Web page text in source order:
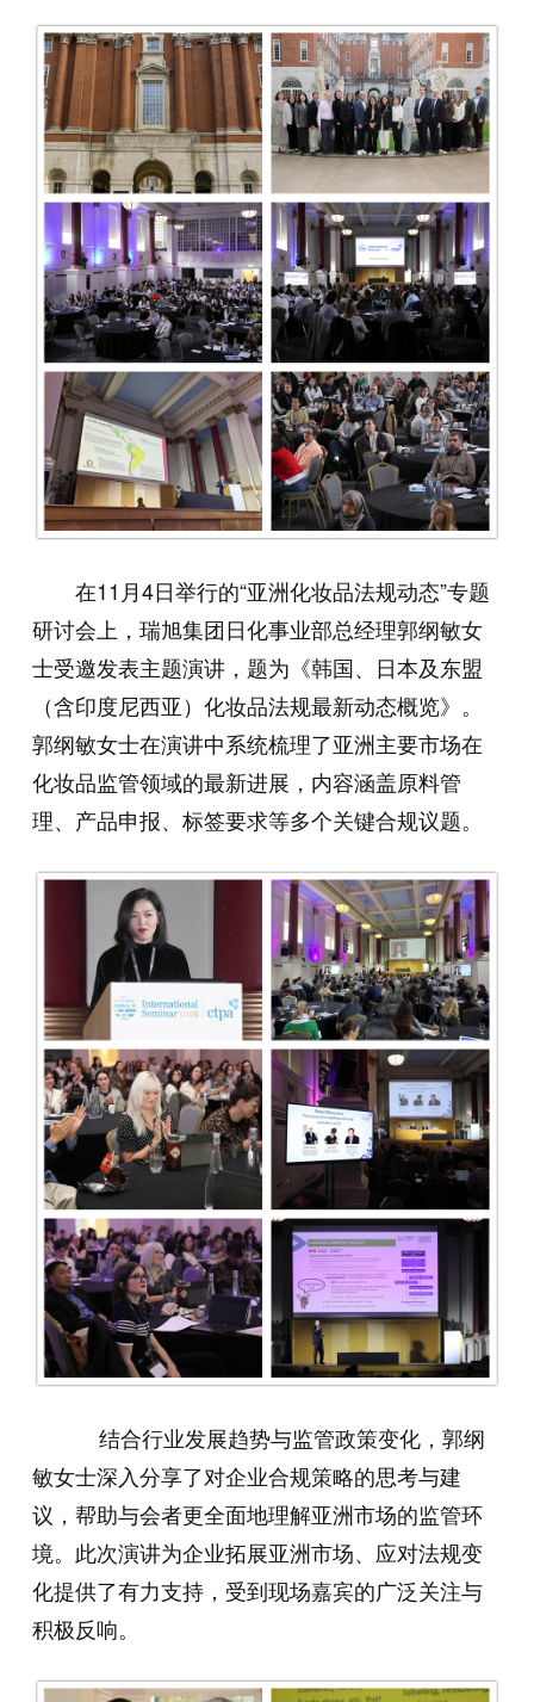
在11月4日举行的“亚洲化妆品法规动态”专题
研讨会上，瑞旭集团日化事业部总经理郭纲敏女
士受邀发表主题演讲，题为《韩国、日本及东盟
（含印度尼西亚）化妆品法规最新动态概览》。
郭纲敏女士在演讲中系统梳理了亚洲主要市场在
化妆品监管领域的最新进展，内容涵盖原料管
理、产品申报、标签要求等多个关键合规议题。
结合行业发展趋势与监管政策变化，郭纲
敏女士深入分享了对企业合规策略的思考与建
议，帮助与会者更全面地理解亚洲市场的监管环
境。此次演讲为企业拓展亚洲市场、应对法规变
化提供了有力支持，受到现场嘉宾的广泛关注与
积极反响。